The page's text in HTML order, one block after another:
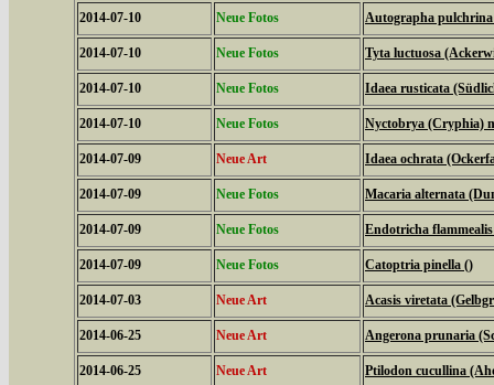
2014-07-10 Neue Fotos Autographa pulchrina
2014-07-10 Neue Fotos Tyta luctuosa
2014-07-10 Neue Fotos Idaea rusticata
2014-07-10 Neue Fotos Nyctobrya (Cryphia)
2014-07-09 Neue Art Idaea ochrata
2014-07-09 Neue Fotos Macaria alternata
2014-07-09 Neue Fotos Endotricha
2014-07-09 Neue Fotos Catoptria pinella ()
2014-07-03 Neue Art Acasis viretata
2014-06-25 Neue Art Angerona prunaria
2014-06-25 Neue Art Ptilodon cucullina